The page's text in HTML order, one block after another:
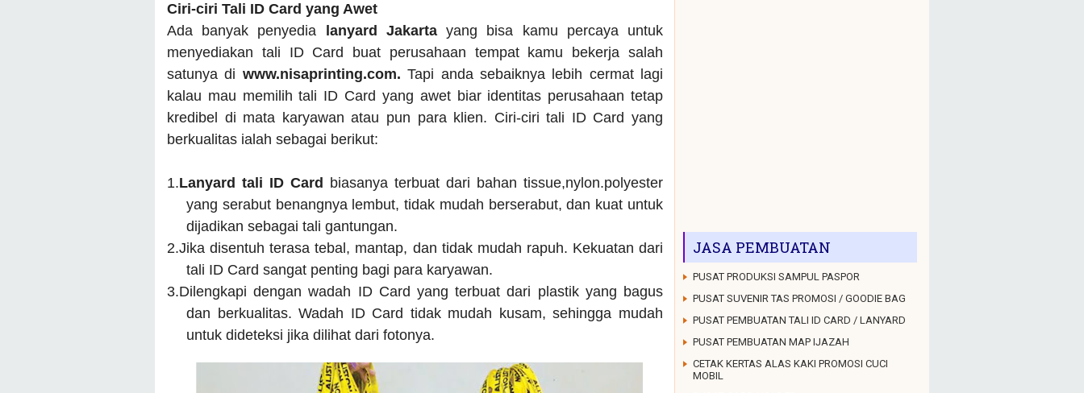
Ciri-ciri Tali ID Card yang Awet
Ada banyak penyedia
lanyard Jakartayang bisa kamu percaya untuk
menyediakan tali ID Card buat perusahaan tempat kamu bekerja salah
satunya di www.nisaprinting.com. Tapi anda sebaiknya lebih cermat lagi
kalau mau memilih tali ID Card yang awet biar identitas perusahaan tetap
kredibel di mata karyawan atau pun para klien. Ciri-ciri tali ID Card yang
berkualitas ialah sebagai berikut:
1.Lanyard tali ID Card biasanya terbuat dari bahan tissue,nylon.polyester
yang serabut benangnya lembut, tidak mudah berserabut, dan kuat untuk
dijadikan sebagai tali gantungan.
2.Jika disentuh terasa tebal, mantap, dan tidak mudah rapuh. Kekuatan dari
tali ID Card sangat penting bagi para karyawan.
3.Dilengkapi dengan wadah ID Card yang terbuat dari plastik yang bagus
dan berkualitas. Wadah ID Card tidak mudah kusam, sehingga mudah
untuk dideteksi jika dilihat dari fotonya.
JASA PEMBUATAN
PUSAT PRODUKSI SAMPUL PASPOR
PUSAT SUVENIR TAS PROMOSI / GOODIE BAG
PUSAT PEMBUATAN TALI ID CARD / LANYARD
PUSAT PEMBUATAN MAP IJAZAH
CETAK KERTAS ALAS KAKI PROMOSI CUCI
MOBIL